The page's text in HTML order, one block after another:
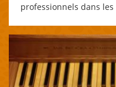
professionnels dans